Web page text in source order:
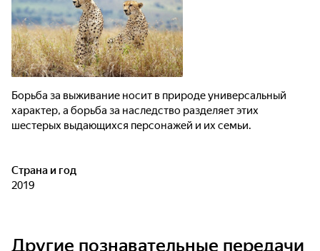
Борьба за выживание носит в природе универсальный
характер, а борьба за наследство разделяет этих
шестерых выдающихся персонажей и их семьи.
Страна и год
2019
Другие познавательные передачи